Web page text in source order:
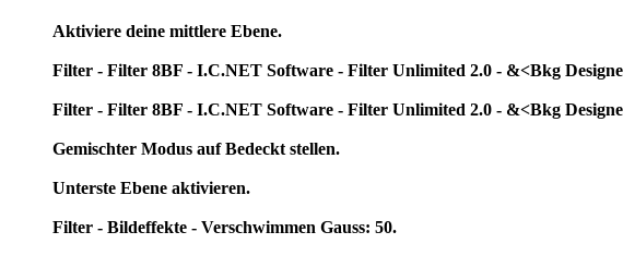
Aktiviere deine mittlere Ebene.
Filter - Filter 8BF - I.C.NET Software - Filter Unlimited 2.0 - &<Bkg
Filter - Filter 8BF - I.C.NET Software - Filter Unlimited 2.0 - &<Bkg
Gemischter Modus auf Bedeckt stellen.
Unterste Ebene aktivieren.
Filter - Bildeffekte - Verschwimmen Gauss: 50.